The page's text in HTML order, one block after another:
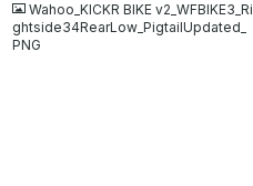
Wahoo_KICKR BIKE v2_WFBIKE3_Ri
ghtside34RearLow_PigtailUpdated_
PNG